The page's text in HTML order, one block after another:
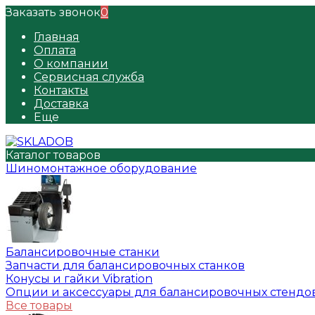
Заказать звонок0
Главная
Оплата
О компании
Сервисная служба
Контакты
Доставка
Еще
Каталог товаров
Шиномонтажное оборудование
Балансировочные станки
Запчасти для балансировочных станков
Конусы и гайки Vibration
Опции и аксессуары для балансировочных
Все товары